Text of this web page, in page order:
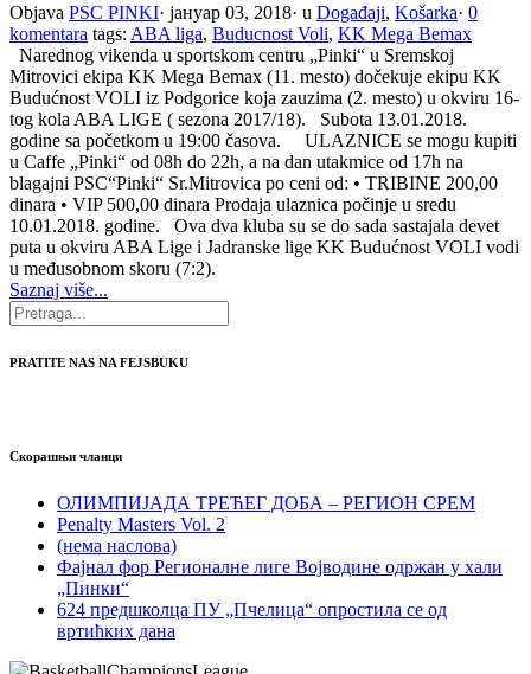
Objava PSC PINKI· јануар 03, 2018· u Događaji, Košarka· 0
komentara tags: ABA liga, Buducnost Voli, KK Mega Bemax
Narednog vikenda u sportskom centru „Pinki“ u Sremskoj
Mitrovici ekipa KK Mega Bemax (11. mesto) dočekuje ekipu KK
Budućnost VOLI iz Podgorice koja zauzima (2. mesto) u okviru 16-
tog kola ABA LIGE ( sezona 2017/18). Subota 13.01.2018.
godine sa početkom u 19:00 časova. ULAZNICE se mogu kupiti
u Caffe „Pinki“ od 08h do 22h, a na dan utakmice od 17h na
blagajni PSC“Pinki“ Sr.Mitrovica po ceni od: • TRIBINE 200,00
dinara • VIP 500,00 dinara Prodaja ulaznica počinje u sredu
10.01.2018. godine. Ova dva kluba su se do sada sastajala devet
puta u okviru ABA Lige i Jadranske lige KK Budućnost VOLI vodi
u međusobnom skoru (7:2).
Saznaj više...
PRATITE NAS NA FEJSBUKU
Скорашњи чланци
ОЛИМПИЈАДА ТРЕЋЕГ ДОБА – РЕГИОН СРЕМ
Penalty Masters Vol. 2
(нема наслова)
Фајнал фор Регионалне лиге Војводине одржан у хали
„Пинки“
624 предшколца ПУ „Пчелица“ опростила се од
вртићких дана